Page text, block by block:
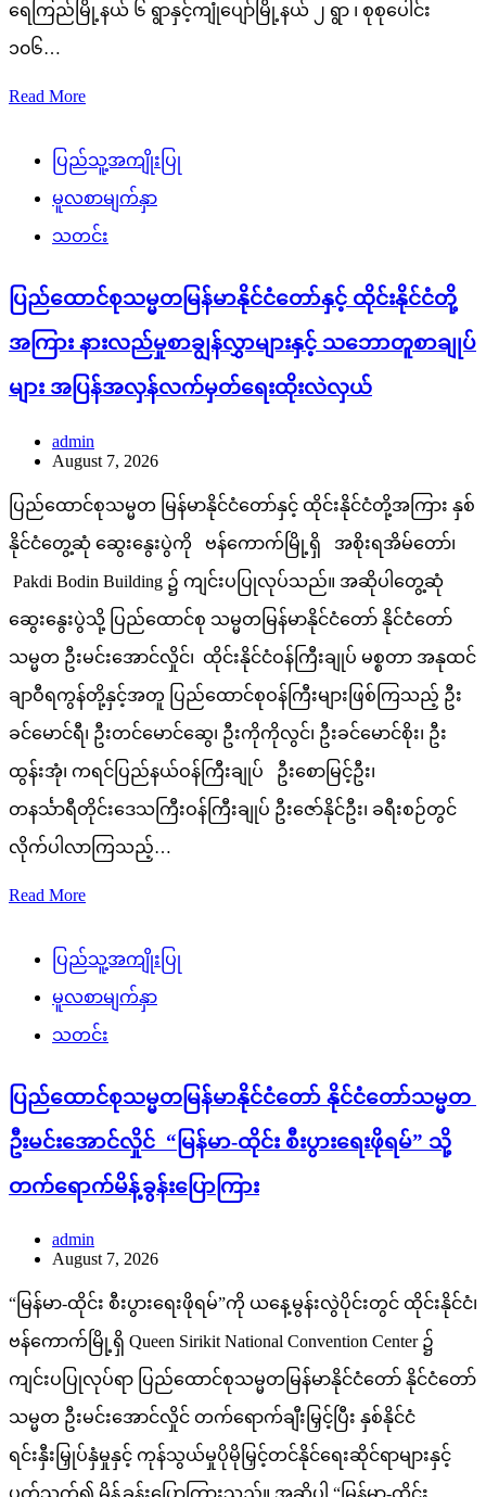
ရေကြည်မြို့နယ် ၆ ရွာနှင့်ကျုံပျော်မြို့နယ် ၂ ရွာ ၊ စုစုပေါင်း
၁၀၆…
Read More
ပြည်သူ့အကျိုးပြု
မူလစာမျက်နှာ
သတင်း
ပြည်ထောင်စုသမ္မတမြန်မာနိုင်ငံတော်နှင့် ထိုင်းနိုင်ငံတို့
အကြား နားလည်မှုစာချွန်လွှာများနှင့် သဘောတူစာချုပ်
များ အပြန်အလှန်လက်မှတ်ရေးထိုးလဲလှယ်
admin
August 7, 2026
ပြည်ထောင်စုသမ္မတ မြန်မာနိုင်ငံတော်နှင့် ထိုင်းနိုင်ငံတို့အကြား နှစ်
နိုင်ငံတွေ့ဆုံ ဆွေးနွေးပွဲကို ဗန်ကောက်မြို့ရှိ အစိုးရအိမ်တော်၊
Pakdi Bodin Building ၌ ကျင်းပပြုလုပ်သည်။ အဆိုပါတွေ့ဆုံ
ဆွေးနွေးပွဲသို့ ပြည်ထောင်စု သမ္မတမြန်မာနိုင်ငံတော် နိုင်ငံတော်
သမ္မတ ဦးမင်းအောင်လှိုင်၊ ထိုင်းနိုင်ငံဝန်ကြီးချုပ် မစ္စတာ အနုထင်
ချာဝီရကွန်တို့နှင့်အတူ ပြည်ထောင်စုဝန်ကြီးများဖြစ်ကြသည့် ဦး
ခင်မောင်ရီ၊ ဦးတင်မောင်ဆွေ၊ ဦးကိုကိုလွင်၊ ဦးခင်မောင်စိုး၊ ဦး
ထွန်းအုံ၊ ကရင်ပြည်နယ်ဝန်ကြီးချုပ် ဦးစောမြင့်ဦး၊
တနင်္သာရီတိုင်းဒေသကြီးဝန်ကြီးချုပ် ဦးဇော်နိုင်ဦး၊ ခရီးစဉ်တွင်
လိုက်ပါလာကြသည့်…
Read More
ပြည်သူ့အကျိုးပြု
မူလစာမျက်နှာ
သတင်း
ပြည်ထောင်စုသမ္မတမြန်မာနိုင်ငံတော် နိုင်ငံတော်သမ္မတ
ဦးမင်းအောင်လှိုင် “မြန်မာ-ထိုင်း စီးပွားရေးဖိုရမ်” သို့
တက်ရောက်မိန့်ခွန်းပြောကြား
admin
August 7, 2026
“မြန်မာ-ထိုင်း စီးပွားရေးဖိုရမ်”ကို ယနေ့မွန်းလွဲပိုင်းတွင် ထိုင်းနိုင်ငံ၊
ဗန်ကောက်မြို့ရှိ Queen Sirikit National Convention Center ၌
ကျင်းပပြုလုပ်ရာ ပြည်ထောင်စုသမ္မတမြန်မာနိုင်ငံတော် နိုင်ငံတော်
သမ္မတ ဦးမင်းအောင်လှိုင် တက်ရောက်ချီးမြှင့်ပြီး နှစ်နိုင်ငံ
ရင်းနှီးမြှုပ်နှံမှုနှင့် ကုန်သွယ်မှုပိုမိုမြှင့်တင်နိုင်ရေးဆိုင်ရာများနှင့်